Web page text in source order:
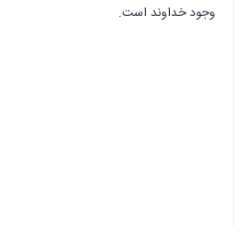
وجود خداوند است.